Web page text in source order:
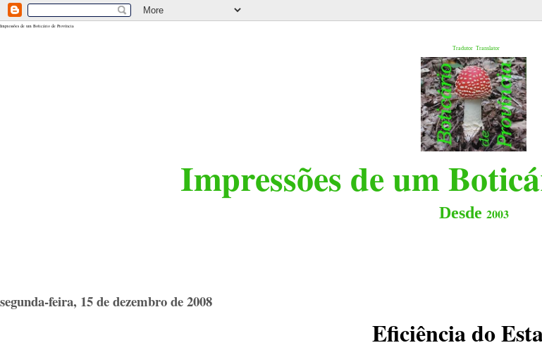
<$BlogRSDUrl$>
Impressões de um Boticário de Província
Tradutor Translator
Impressões de um
Desde 2003
segunda-feira, 15 de dezembro de 2008
Eficiência do